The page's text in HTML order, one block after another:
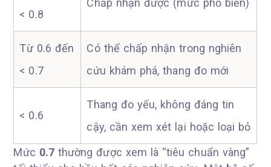
< 0.8
Chấp nhận được (mức phổ biến)
Từ 0.6 đến
< 0.7
Có thể chấp nhận trong nghiên
cứu khám phá, thang đo mới
< 0.6
Thang đo yếu, không đáng tin
cậy, cần xem xét lại hoặc loại bỏ
Mức 0.7thường được xem là “tiêu chuẩn vàng”